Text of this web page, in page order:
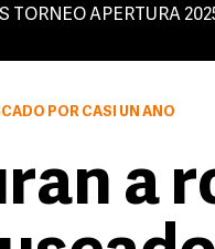
TORNEO APERTURA
POR CASI UN AÑO
a